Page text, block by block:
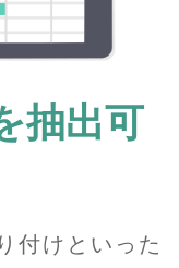
抽出可
付けといった